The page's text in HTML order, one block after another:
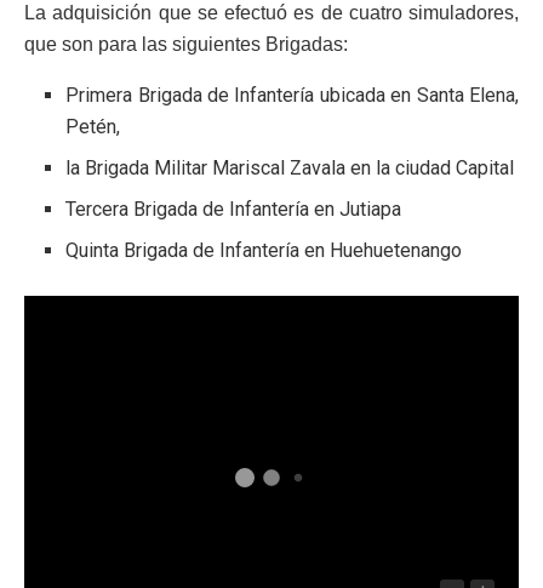
La adquisición que se efectuó es de cuatro simuladores,
que son para las siguientes Brigadas:
Primera Brigada de Infantería ubicada en Santa Elena,
Petén,
la Brigada Militar Mariscal Zavala en la ciudad Capital
Tercera Brigada de Infantería en Jutiapa
Quinta Brigada de Infantería en Huehuetenango